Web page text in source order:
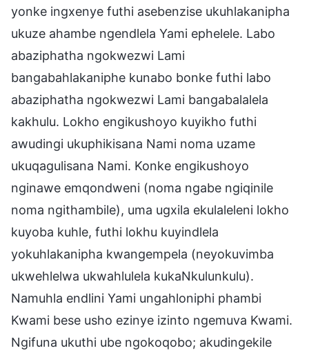
yonke ingxenye futhi asebenzise ukuhlakanipha
ukuze ahambe ngendlela Yami ephelele. Labo
abaziphatha ngokwezwi Lami
bangabahlakaniphe kunabo bonke futhi labo
abaziphatha ngokwezwi Lami bangabalalela
kakhulu. Lokho engikushoyo kuyikho futhi
awudingi ukuphikisana Nami noma uzame
ukuqagulisana Nami. Konke engikushoyo
nginawe emqondweni (noma ngabe ngiqinile
noma ngithambile), uma ugxila ekulaleleni lokho
kuyoba kuhle, futhi lokhu kuyindlela
yokuhlakanipha kwangempela (neyokuvimba
ukwehlelwa ukwahlulela kukaNkulunkulu).
Namuhla endlini Yami ungahloniphi phambi
Kwami bese usho ezinye izinto ngemuva Kwami.
Ngifuna ukuthi ube ngokoqobo; akudingekile